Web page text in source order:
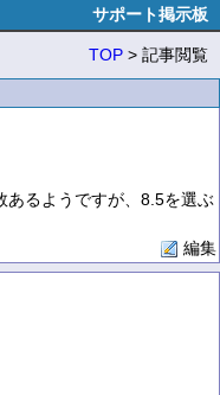
サポート掲示板
TOP > 記事閲覧
あるようですが、8.5を選ぶ
編集